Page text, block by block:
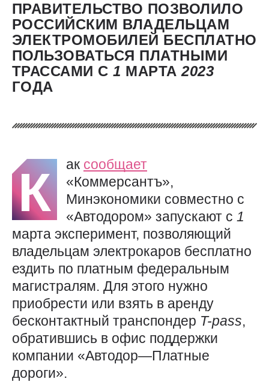
ПРАВИТЕЛЬСТВО ПОЗВОЛИЛО
РОССИЙСКИМ ВЛАДЕЛЬЦАМ
ЭЛЕКТРОМОБИЛЕЙ БЕСПЛАТНО
ПОЛЬЗОВАТЬСЯ ПЛАТНЫМИ
ТРАССАМИ С1 МАРТА2023
ГОДА
К ак сообщает
«Коммерсантъ»,
Минэкономики совместно с
«Автодором» запускают с 1
марта эксперимент, позволяющий
владельцам электрокаров бесплатно
ездить по платным федеральным
магистралям. Для этого нужно
приобрести или взять в аренду
бесконтактный транспондер T-pass,
обратившись в офис поддержки
компании «Автодор—Платные
дороги».